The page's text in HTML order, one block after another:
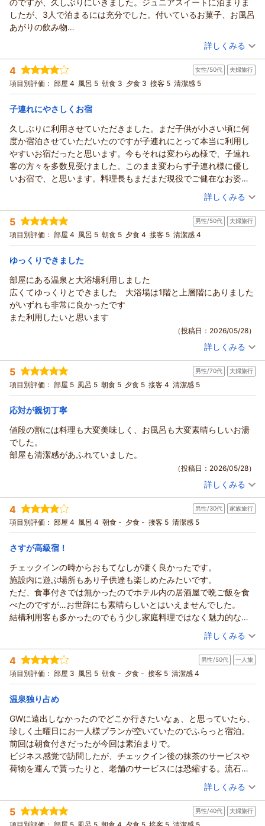
この度は当館にご宿泊いただき誠にありがとうございました。
さらにはご滞在中ご満足いただけたようで大変うれしく存じま
す。
これからもお客様の声を大切にし、様々なニーズにお応えでき
るサービスとプランをご用意できればと存じます。
貴重なご感想ありがとうございました。
（返信日：2026/07/01）
したが、3人で泊まるには充分でした。付いているお菓子、お風呂
あがりの飲み物
この時代経費節減で、色々前とは違うんだろうなと、思っていま
したが、前と全然変わりませんでした。本当にゆっくりできて、
帰りたくなかったです。仲居さんとのやりとりも楽しく帰り、元
気で頑張ってくださいねーって、言ったら、私が生きてるうちに
また来てよ～！って大笑いでした
（投稿日：2026/06/06）
宿泊時期： 2026年06月宿泊 (家族旅行)
投稿者： mammy-etsu.s@docomo.ne.jpさん
(女性/70代)
宿泊プラン： 【嬉しい無料特典付き】≪大切な人と，特別なお部屋で，素敵
な時間を≫
和洋室 朝・夕
宿泊価格帯： 23,001～24,000円(大人一人あたり/税込)
湯村温泉 佳泉郷 井づつやからの返信
この度は当館にご宿泊いただき誠にありがとうございました。
さらにはお褒めの言葉を頂戴し重ねてお礼申し上げます。
これからもお客様の声を大切にし、守るべき伝統を守りつつ、
時代に合わせたサービスを提供できるよう邁進する所存でござ
是非また湯村温泉にお越しの際には当館をご指名くださいま
せ。
次回のご来館をスタッフ一同心よりお待ち申し上げます。
（返信日：2026/07/01）
詳しくみる
4 女性/50代 夫婦旅行
項目別評価： 部屋 4 風呂 5 朝食 3 夕食 3 接客 5 清潔感 5
子連れにやさしくお宿
久しぶりに利用させていただきました。まだ子供が小さい頃に何
度か宿泊させていただいたのですが子連れにとって本当に利用し
やすいお宿だったと思います。今もそれは変わらぬ様で、子連れ
客の方々を多数見受けました。このまま変わらず子連れ様に優し
いお宿で、と思います。料理長もまだまだ現役でご健在なお姿を
見れたことも良かったです。出立時には若女将かな？がずっと手
を振って下さっていたのがとても印象深かったです。楽しい一時
を過ごさせていただき、本当に有難うございました。
（投稿日：2026/06/01）
宿泊時期： 2026年05月宿泊 (夫婦旅行)
投稿者： maosappyonmaosさん (女性/50代)
宿泊プラン： 館内居酒屋でご夕食『春来御膳』プラン♪ 遅めの到着におす
すめ＆1名様～ＯＫ！
和室 朝・夕
宿泊価格帯： 30,001円以上(大人一人あたり/税込)
湯村温泉 佳泉郷 井づつやからの返信
maosappyonmaos様
この度は当館にご宿泊いただき誠にありがとうございました。
さらには、ご滞在中ご満足いただけたようで大変うれしく存じ
これからも、より快適にお過ごしいただける旅館づくりに邁進
する所存でございます。
是非また湯村温泉にお越しの際には当館をご指名くださいま
せ。
次回のご来館をスタッフ一同心よりお待ち申し上げます。
詳しくみる
5 男性/50代 夫婦旅行
項目別評価： 部屋 4 風呂 5 朝食 5 夕食 4 接客 5 清潔感 4
ゆっくりできました
部屋にある温泉と大浴場利用しました
広くてゆっくりとできました 大浴場は1階と上層階にありました
がいずれも非常に良かったです
また利用したいと思います
（投稿日：2026/05/28）
投稿者： しゅうちゃんさん(男性/50代)
宿泊プラン： 【嬉しい無料特典付き】≪大切な人と，特別なお部屋で，素敵
な時間を≫
和室 朝・夕
宿泊価格帯： 26,001～27,000円(大人一人あたり/税込)
しゅうちゃん様
この度は当館にご宿泊いただき誠にありがとうございました。
さらにはご滞在中ご満足いただけたようで大変うれしく存じま
これからもお客様の声を大切にし、さらにご満足いただける旅
館づくりに邁進する所存でございます。
貴重なご感想ありがとうございました。
（返信日：2026/07/01）
詳しくみる
5 男性/70代 夫婦旅行
項目別評価： 部屋 5 風呂 5 朝食 5 夕食 5 接客 4 清潔感 5
応対が親切丁寧
値段の割には料理も大変美味しく、お風呂も大変素晴らしいお湯
でした。
部屋も清潔感があふれていました。
（投稿日：2026/05/28）
投稿者： ミーたんさん(男性/70代)
宿泊プラン： 館内居酒屋でご夕食『春来御膳』プラン♪ 遅めの到着におす
すめ＆1名様～ＯＫ！
ツイン 朝・夕
宿泊価格帯： 18,001～19,000円(大人一人あたり/税込)
ミーたん様
この度は当館にご宿泊いただき誠にありがとうございました。
さらにはご滞在中ご満足いただけたようで大変うれしく存じま
す。
これからも守るべき伝統を大切にしつつ、時代に合ったサービ
今後とも井づつやご愛顧のほどよろしくお願いいたします。
（返信日：2026/07/01）
詳しくみる
4 男性/30代 家族旅行
項目別評価： 部屋 4 風呂 4 朝食 - 夕食 - 接客 5 清潔感 5
さすが高級宿！
チェックインの時からおもてなしが凄く良かったです。
施設内に遊ぶ場所もあり子供達も楽しめたみたいです。
ただ、食事付きでは無かったのでホテル内の居酒屋で晩ご飯を食
べたのですが…お世辞にも素晴らしいとはいえませんでした。
結構利用客も多かったのでもう少し家庭料理ではなく魅力的なご
（投稿日：2026/05/26）
宿泊時期： 2026年03月宿泊 (家族旅行)
投稿者： ゆうさん(男性/30代)
宿泊プラン： 館内湯巡り＆湯上りサービス＆岩盤浴で温泉三昧♪ 楽しみ方
は十人十色 『素泊まり』 プラン♪
和室 食事なし
宿泊価格帯： 17,001～18,000円(大人一人あたり/税込)
湯村温泉 佳泉郷 井づつやからの返信
ゆう様
この度は当館にご宿泊いただき誠にありがとうございました。
さらには新しく誕生した遊々スペースも楽しんでいただけなに
よりでした。
しかしながら一方で、居酒屋での食事がご期待に応えることが
できなかったこと深くお詫び申し上げます。
この度のご指摘を真摯に受け止め、料理の質の向上に邁進する
所存でございます。
詳しくみる
4 男性/50代 一人旅
項目別評価： 部屋 3 風呂 5 朝食 - 夕食 - 接客 5 清潔感 4
温泉独り占め
GWに遠出しなかったのでどこか行きたいなぁ、と思っていたら、
珍しく土曜日にお一人様プランが空いていたのでふらっと宿泊。
前回は朝食付きだったが今回は素泊まりで。
ビジネス感覚で訪問したが、チェックイン後の抹茶のサービスや
荷物を運んで貰ったりと、老舗のサービスには恐縮する。流石で
朝晩の食事の時間を自由に出来た故、丁度他の宿泊客の食事時に
重なったのか、大浴場が私ひとり？！これだけでも値打ちがあ
る。夜も朝も露天風呂でまったり出来ました。ヨカヨカ。
（投稿日：2026/05/25）
宿泊時期： 2026年05月宿泊 (一人旅)
投稿者： らぐなさん
宿泊プラン： 【平日限定】出張や一人旅＆遅めの到着におすすめ♪ ≪ビジ
詳しくみる
5 男性/40代 夫婦旅行